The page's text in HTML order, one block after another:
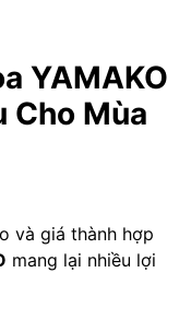
YAMAKO
Cho Mùa
và giá thành hợp
mang lại nhiều lợi